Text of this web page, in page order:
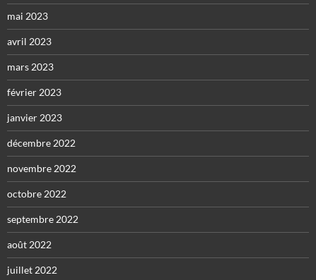
mai 2023
avril 2023
mars 2023
février 2023
janvier 2023
décembre 2022
novembre 2022
octobre 2022
septembre 2022
août 2022
juillet 2022